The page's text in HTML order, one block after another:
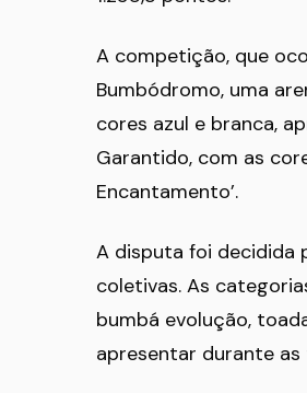
A competição, que
Bumbódromo, uma
cores azul e branca,
Garantido, com as
Encantamento’.
A disputa foi decidida
coletivas. As
bumbá evolução,
apresentar durante